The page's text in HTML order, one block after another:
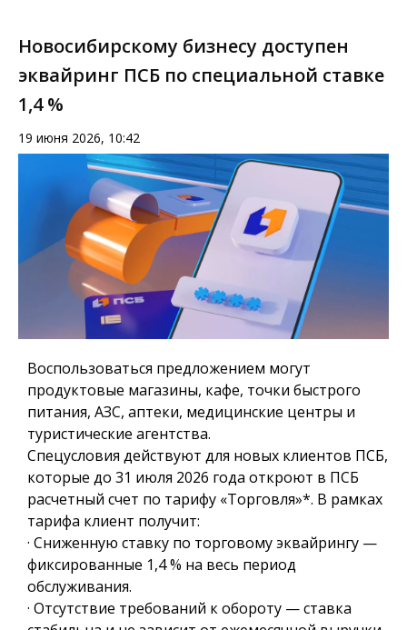
Новосибирскому бизнесу доступен
эквайринг ПСБ по специальной ставке
1,4 %
19 июня 2026, 10:42
Воспользоваться предложением могут
продуктовые магазины, кафе, точки быстрого
питания, АЗС, аптеки, медицинские центры и
туристические агентства.
Спецусловия действуют для новых клиентов ПСБ,
которые до 31 июля 2026 года откроют в ПСБ
расчетный счет по тарифу «Торговля»*. В рамках
тарифа клиент получит:
· Сниженную ставку по торговому эквайрингу —
фиксированные 1,4 % на весь период
обслуживания.
· Отсутствие требований к обороту — ставка